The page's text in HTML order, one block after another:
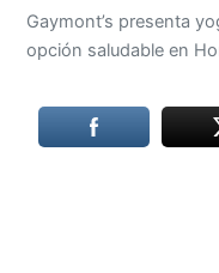
Gaymont’s presenta
opción saludable en